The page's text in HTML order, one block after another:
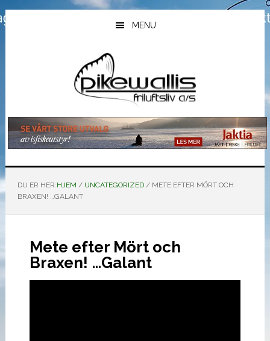
Hopp
til
Hopp
til
Hopp
til
MENU
DU ER HER:HJEM / UNCATEGORIZED /METE EFTER MÖRT OCH
BRAXEN! …GALANT
Mete efter Mört och
Braxen! …Galant